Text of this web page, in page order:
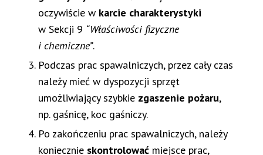
oczywiście w karcie charakterystyki
w Sekcji 9 “Właściwości fizyczne
i chemiczne”.
Podczas prac spawalniczych, przez cały czas
należy mieć w dyspozycji sprzęt
umożliwiający szybkie zgaszenie pożaru,
np. gaśnicę, koc gaśniczy.
Po zakończeniu prac spawalniczych, należy
koniecznie skontrolować miejsce prac,